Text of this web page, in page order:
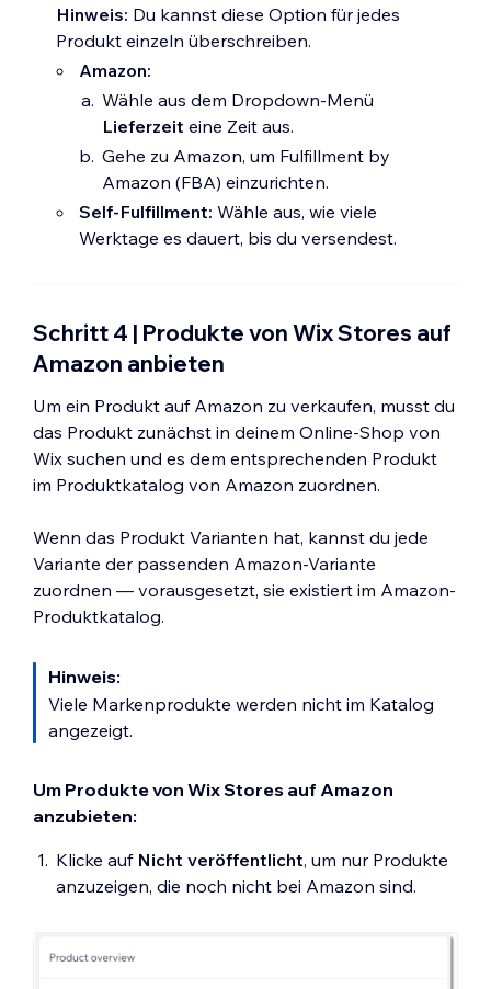
Hinweis: Du kannst diese Option für jedes
Produkt einzeln überschreiben.
Amazon:
Wähle aus dem Dropdown-Menü
Lieferzeit eine Zeit aus.
Gehe zu Amazon, um Fulfillment by
Amazon (FBA) einzurichten.
Self-Fulfillment: Wähle aus, wie viele
Werktage es dauert, bis du versendest.
Schritt 4 | Produkte von Wix Stores auf
Amazon anbieten
Um ein Produkt auf Amazon zu verkaufen, musst du
das Produkt zunächst in deinem Online-Shop von
Wix suchen und es dem entsprechenden Produkt
im Produktkatalog von Amazon zuordnen.
Wenn das Produkt Varianten hat, kannst du jede
Variante der passenden Amazon-Variante
zuordnen — vorausgesetzt, sie existiert im Amazon-
Produktkatalog.
Hinweis:
Viele Markenprodukte werden nicht im Katalog
angezeigt.
Um Produkte von Wix Stores auf Amazon
anzubieten:
Klicke auf Nicht veröffentlicht, um nur Produkte
anzuzeigen, die noch nicht bei Amazon sind.